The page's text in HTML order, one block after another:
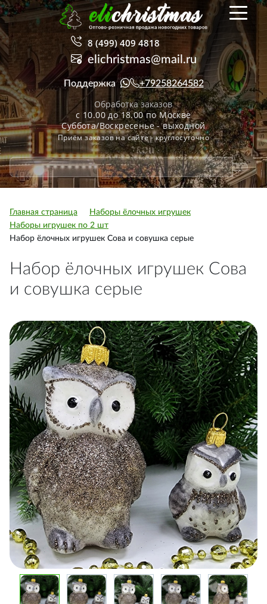
8 (499) 409 4818
elichristmas@mail.ru
Поддержка +79258264582
Обработка заказов
с 10.00 до 18.00 по Москве
Суббота/Воскресенье - выходной
Приём заказов на сайте - круглосуточно
Главная страница
Наборы ёлочных игрушек
Наборы игрушек по 2 шт
Набор ёлочных игрушек Сова и совушка серые
Набор ёлочных игрушек Сова
и совушка серые